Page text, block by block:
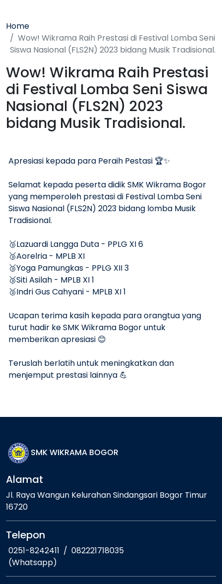
Home
Wow! Wikrama Raih Prestasi di Festival Lomba Seni
Siswa Nasional (FLS2N) 2023 bidang Musik Tradisional.
Wow! Wikrama Raih Prestasi
di Festival Lomba Seni Siswa
Nasional (FLS2N) 2023
bidang Musik Tradisional.
Apresiasi kepada para Peraih Pestasi 🏆✨️
Selamat kepada peserta didik SMK Wikrama Bogor
yang memperoleh prestasi di Festival Lomba Seni
Siswa Nasional (FLS2N) 2023 bidang lomba Musik
Tradisional.
🥉Lazuardi Langga Duta - PPLG XI 6
🥉Aorelria - MPLB XI
🥉Yoga Pamungkas - PPLG XII 3
🥉Siti Asilah - MPLB XI 1
🥉Indri Gus Cahyani - MPLB XI 1
Ucapan terima kasih kepada para orangtua yang
turut hadir ke SMK Wikrama Bogor untuk
memberikan apresiasi 😊
Teruslah berlatih untuk meningkatkan dan
menjemput prestasi lainnya 💪
SMK WIKRAMA BOGOR
Alamat
Jl. Raya Wangun Kelurahan Sindangsari Bogor Timur
16720
Telepon
0251-8242411 / 082221718035
(Whatsapp)